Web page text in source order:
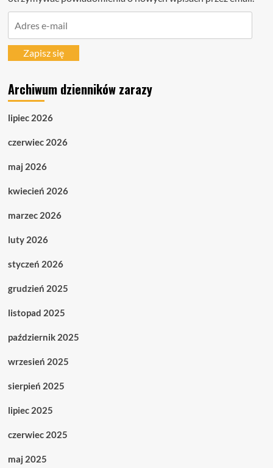
mailZapisz się
Archiwum dzienników zarazy
lipiec 2026
czerwiec 2026
maj 2026
kwiecień 2026
marzec 2026
luty 2026
styczeń 2026
grudzień 2025
listopad 2025
październik 2025
wrzesień 2025
sierpień 2025
lipiec 2025
czerwiec 2025
maj 2025